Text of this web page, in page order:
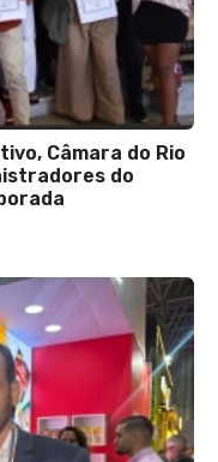
Câmara do Rio
do